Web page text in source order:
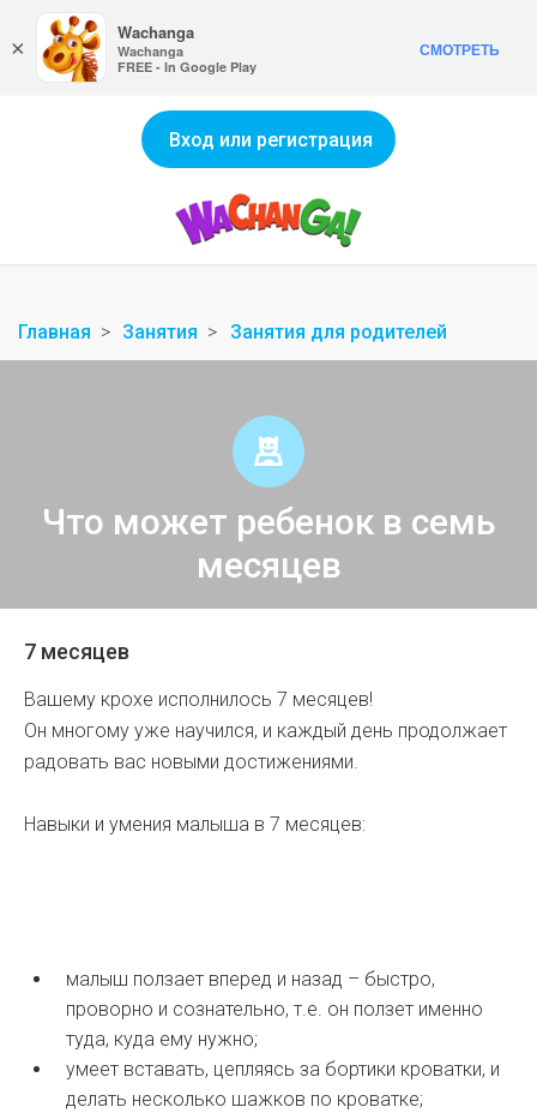
Вход или регистрация
Главная Занятия Занятия для родителей
Что может ребенок в семь
месяцев
7 месяцев
Вашему крохе исполнилось 7 месяцев!
Он многому уже научился, и каждый день продолжает
радовать вас новыми достижениями.
Навыки и умения малыша в 7 месяцев:
малыш ползает вперед и назад – быстро,
проворно и сознательно, т.е. он ползет именно
туда, куда ему нужно;
умеет вставать, цепляясь за бортики кроватки, и
делать несколько шажков по кроватке;
×
Wachanga
Wachanga
FREE - In Google Play
СМОТРЕТЬ